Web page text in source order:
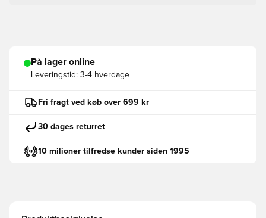
På lager online
Leveringstid: 3-4 hverdage
Fri fragt ved køb over 699 kr
30 dages returret
10 milioner tilfredse kunder siden 1995